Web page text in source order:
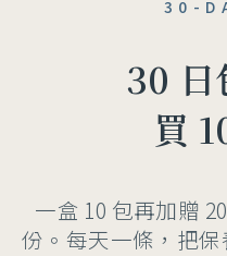
30-
30 日
買
一盒 10 包再加贈
份。每天一條，把